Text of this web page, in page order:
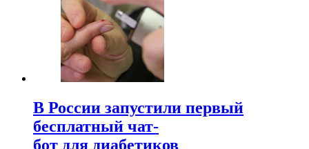
В России запустили первый
бесплатный чат-
бот для диабетиков